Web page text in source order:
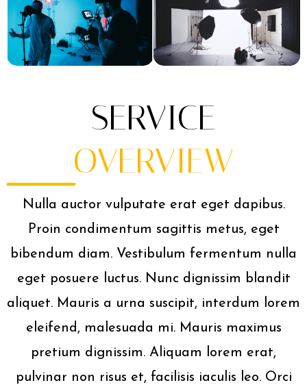
SERVICE
OVERVIEW
Nulla auctor vulputate erat eget dapibus.
Proin condimentum sagittis metus, eget
bibendum diam. Vestibulum fermentum nulla
eget posuere luctus. Nunc dignissim blandit
aliquet. Mauris a urna suscipit, interdum lorem
eleifend, malesuada mi. Mauris maximus
pretium dignissim. Aliquam lorem erat,
pulvinar non risus et, facilisis iaculis leo. Orci